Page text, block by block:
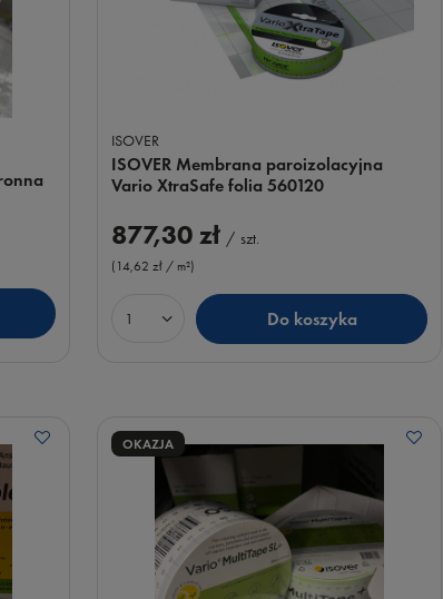
ISOVER
ISOVER Membrana paroizolacyjna
Vario XtraSafe folia 560120
877,30 zł / szt.
(14,62 zł / m²)
Ilość produktów Do koszyka
OKAZJA